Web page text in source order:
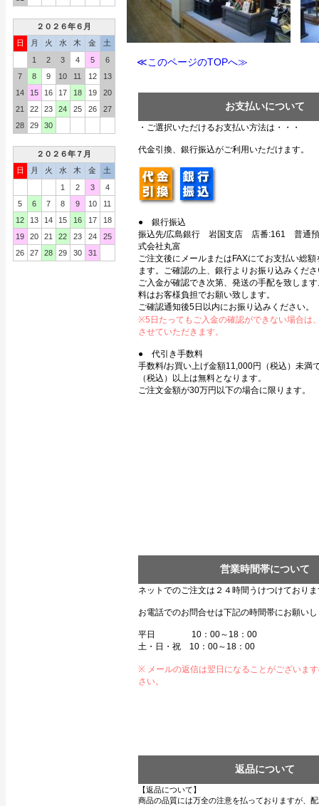
２０２６年６月
日
月 火 水 木 金
土
1
2 3 4 5
6
7
8 9 10 11 12
13
14
15 16 17 18 19
20
21
22 23 24 25 26
27
28
29 30
２０２６年７月
日
月 火 水 木 金
土
1
2 3
4
5
6 7 8 9 10
11
12
13 14 15 16 17
18
19
20 21 22 23 24
25
26
27 28 29 30 31
≪このページのTOPへ≫
お支払いについて
・ご選択いただけるお支払い方法は・・・
代金引換、銀行振込がご利用いただけます。
● 銀行振込
振込先/広島銀行 岩国支店 店番:161 普通
式会社丸富
ご注文後にメールまたはFAXにてお支払い総
ます。ご確認の上、銀行よりお振り込みくだ
ご入金が確認でき次第、発送の手配を致しま
料はお客様負担でお願い致します。
ご確認通知後5日以内にお振り込みください。
※5日たってもご入金の確認ができない場合は
させていただきます。
● 代引き手数料
手数料/お買い上げ金額11,000円（税込）未満
（税込）以上は無料となります。
ご注文金額が30万円以下の場合に限ります。
営業時間帯について
ネットでのご注文は２４時間うけつけており
お電話でのお問合せは下記の時間帯にお願い
平日 10：00～18：00
土・日・祝 10：00～18：00
※ メールの返信は翌日になることがございま
さい。
返品について
【返品について】
商品の品質には万全の注意を払っておりますが、